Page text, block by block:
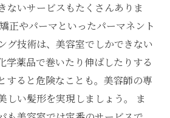
ないサービスもたくさんありま
正やパーマといったパーマネント
グ技術は、美容室でしかできない
学薬品で巻いたり伸ばしたりする
すると危険なことも。美容師の専
しい髪形を実現しましょう。 ま